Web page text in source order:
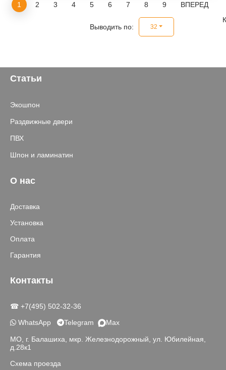
1 2 3 4 5 6 7 8 9
ВПЕРЕД
Выводить по:
32
Статьи
Экошпон
Раздвижные двери
ПВХ
Шпон и ламинатин
О нас
Доставка
Установка
Оплата
Гарантия
Контакты
☎ +7(495) 502-32-36
WhatsApp
Telegram Max
МО, г. Балашиха, мкр. Железнодорожный, ул. Юбилейная,
д.28к1
Схема проезда